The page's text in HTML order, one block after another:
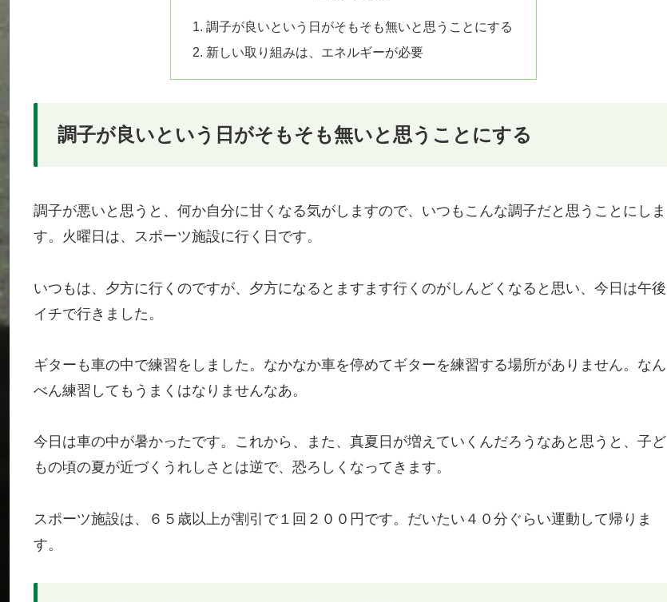
調子が良いという日がそもそも無いと思うことにする
新しい取り組みは、エネルギーが必要
調子が良いという日がそもそも無いと思うことにする
調子が悪いと思うと、何か自分に甘くなる気がしますので、いつもこんな調子だと思うことにしま
す。火曜日は、スポーツ施設に行く日です。
いつもは、夕方に行くのですが、夕方になるとますます行くのがしんどくなると思い、今日は午後
イチで行きました。
ギターも車の中で練習をしました。なかなか車を停めてギターを練習する場所がありません。なん
べん練習してもうまくはなりませんなあ。
今日は車の中が暑かったです。これから、また、真夏日が増えていくんだろうなあと思うと、子ど
もの頃の夏が近づくうれしさとは逆で、恐ろしくなってきます。
スポーツ施設は、６５歳以上が割引で１回２００円です。だいたい４０分ぐらい運動して帰りま
す。